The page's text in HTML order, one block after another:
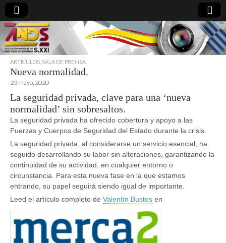
directoresdeseguridad.es
ARTÍCULOS SALA DE PRENSA
Nueva normalidad.
23 mayo, 2020
La seguridad privada, clave para una ‘nueva
normalidad’ sin sobresaltos.
La seguridad privada ha ofrecido cobertura y apoyo a las
Fuerzas y Cuerpos de Seguridad del Estado durante la crisis.
La seguridad privada, al considerarse un servicio esencial, ha
seguido desarrollando su labor sin alteraciones, garantizando la
continuidad de su actividad, en cualquier entorno o
circunstancia. Para esta nueva fase en la que estamos
entrando, su papel seguirá siendo igual de importante.
Leed el artículo completo de Valentín Bustos en